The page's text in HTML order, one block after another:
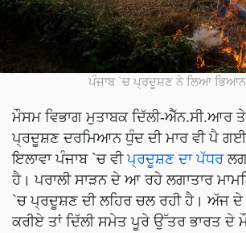
ਪੰਜਾਬ `ਚ ਪ੍ਰਦੂਸ਼ਣ ਨੇ ਲਿਆ
ਮੌਸਮ ਵਿਭਾਗ ਮੁਤਾਬਕ ਦਿੱਲੀ-ਐੱਨ.ਸੀ.ਆਰ
ਪ੍ਰਦੂਸ਼ਣ ਦਰਮਿਆਨ ਧੁੰਦ ਦੀ ਮਾਰ ਵੀ ਪੈ
ਇਲਾਵਾ ਪੰਜਾਬ `ਚ ਵੀਪ੍ਰਦੂਸ਼ਣ ਦਾ ਪੱਧਰ
ਹੈ। ਪਰਾਲੀ ਸਾੜਨ ਦੇ ਆ ਰਹੇ ਲਗਾਤਾਰ
`ਚ ਪ੍ਰਦੂਸ਼ਣ ਦੀ ਲਹਿਰ ਚਲ ਰਹੀ ਹੈ। ਅੱਜ
ਕਰੀਏ ਤਾਂ ਦਿੱਲੀ ਸਮੇਤ ਪੂਰੇ ਉੱਤਰ ਭਾਰਤ ਦੇ